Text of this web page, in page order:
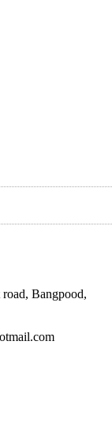
Bangpood,